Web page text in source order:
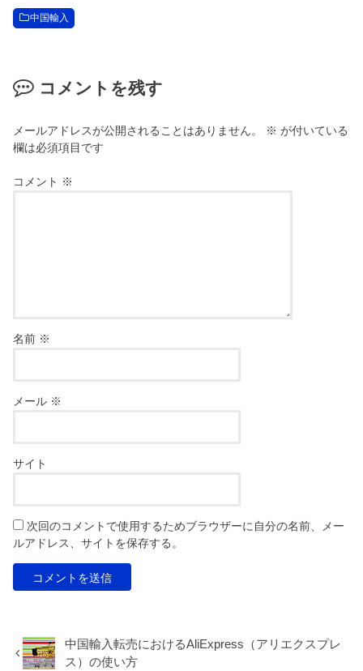
中国輸入
コメントを残す
メールアドレスが公開されることはありません。 ※ が付いている
欄は必須項目です
コメント ※
名前 ※
メール ※
サイト
次回のコメントで使用するためブラウザーに自分の名前、メー
ルアドレス、サイトを保存する。
中国輸入転売におけるAliExpress（アリエクスプレ
ス）の使い方